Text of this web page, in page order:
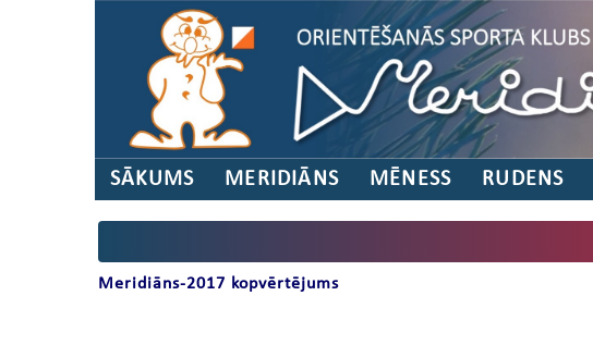
SĀKUMS MERIDIĀNS MĒNESS RUDENS
Meridiāns-2017 kopvērtējums